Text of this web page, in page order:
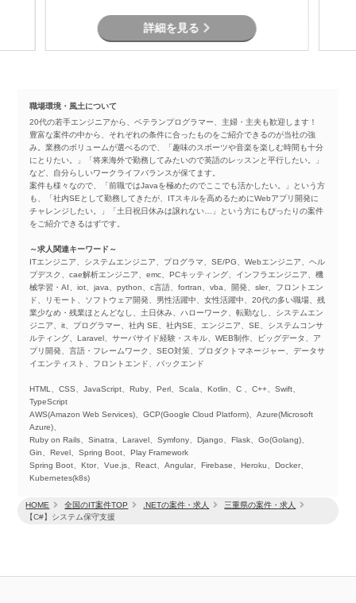
HOME 全国のIT案件TOP .NETの案件・求人
三重県の案件・求人
【C#】システム保守支援
詳細を見る
職場環境・風土について
20代の若手エンジニアから、ベテランプログラマー、主婦・主夫も歓迎します！
豊富な案件の中から、それぞれの条件に合ったものをご紹介できるのが当社の強
み。業務のボリュームが選べるので、「趣味のスポーツや音楽を楽しむ時間も十分
にとりたい。」「将来海外で勤務してみたいので英語のレッスンと平行したい。」
など、自分らしいワークライフバランスが保てます。
案件も様々なので、「前職ではJavaを極めたのでここでも活かしたい。」という方
も、「社内SEとして勤務してきたが、ITスキルを高めるためにWebアプリ開発に
チャレンジしたい。」「土日祝日休みは譲れない…」という方にもぴったりの案件
をご紹介できるはずです。
～求人関連キーワード～
ITエンジニア、システムエンジニア、プログラマ、SE/PG、Webエンジニア、ヘル
プデスク、cae解析エンジニア、emc、PCキッティング、インフラエンジニア、機
械学習・AI、iot、java、python、c言語、fortran、vba、開発、sler、フロントエン
ド、リモート、ソフトウェア開発、男性活躍中、女性活躍中、20代の多い職場、残
業少なめ・残業ほとんどなし、土日休み、ハローワーク、転勤なし、システムエン
ジニア、it、プログラマー、社内 SE、社内SE、エンジニア、SE、システムコンサ
ルティング、Laravel、サーバサイド経験・スキル、WEB制作、ビッグデータ、ア
プリ開発、言語・フレームワーク、SEO対策、プロダクトマネージャー、データサ
イエンティスト、フロントエンド、バックエンド
HTML、CSS、JavaScript、Ruby、Perl、Scala、Kotlin、C 、C++、Swift、
TypeScript
AWS(Amazon Web Services)、GCP(Google Cloud Platform)、Azure(Microsoft
Azure)、
Ruby on Rails、Sinatra、Laravel、Symfony、Django、Flask、Go(Golang)、
Gin、Revel、Spring Boot、Play Framework
Spring Boot、Ktor、Vue.js、React、Angular、Firebase、Heroku、Docker、
Kubernetes(k8s)